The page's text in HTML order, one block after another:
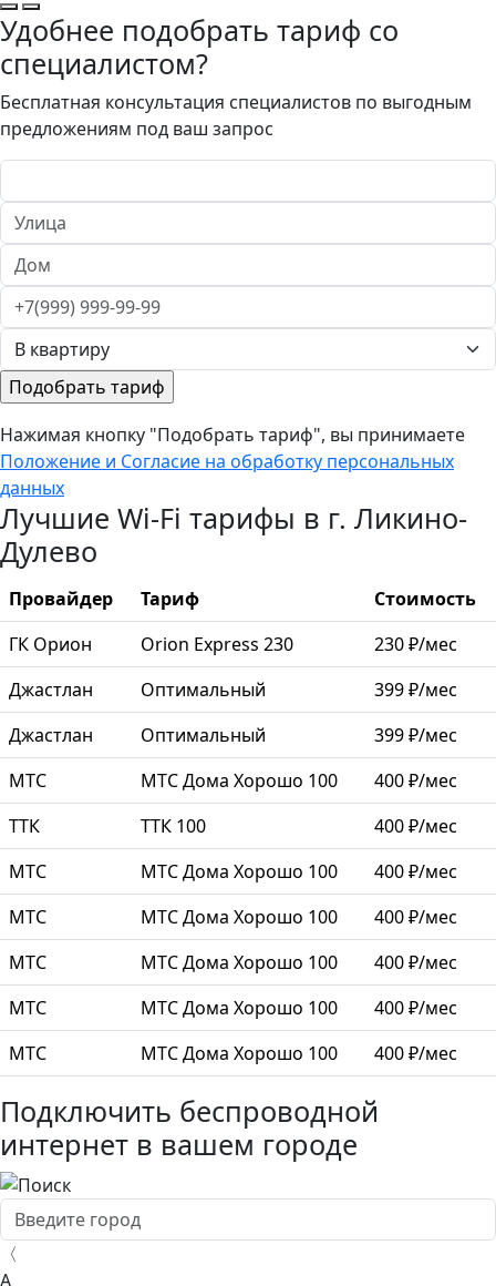
Удобнее подобрать тариф со
специалистом?
Бесплатная консультация специалистов по выгодным
предложениям под ваш запрос
Нажимая кнопку "Подобрать тариф", вы принимаете
Положение и Согласие на обработку персональных
данных
Лучшие Wi-Fi тарифы в г. Ликино-
Дулево
Провайдер Тариф
Стоимость
ГК Орион
Orion Express 230
230 ₽/мес
Джастлан
Оптимальный
399 ₽/мес
Джастлан
Оптимальный
399 ₽/мес
МТС
МТС Дома Хорошо 100
400 ₽/мес
ТТК
ТТК 100
400 ₽/мес
МТС
МТС Дома Хорошо 100
400 ₽/мес
МТС
МТС Дома Хорошо 100
400 ₽/мес
МТС
МТС Дома Хорошо 100
400 ₽/мес
МТС
МТС Дома Хорошо 100
400 ₽/мес
МТС
МТС Дома Хорошо 100 400 ₽/мес
Подключить беспроводной
интернет в вашем городе
〈
А